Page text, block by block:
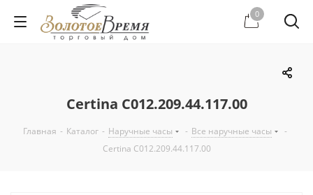
0
Certina C012.209.44.117.00
Главная - Каталог - Наручные часы - Все наручные часы
-
Certina C012.209.44.117.00